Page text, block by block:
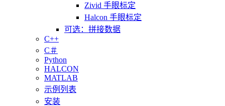
Zivid 手眼标定
Halcon 手眼标定
可选：拼接数据
C++
C＃
Python
HALCON
MATLAB
示例列表
安装